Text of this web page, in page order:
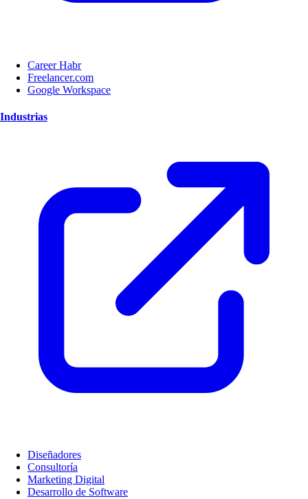
Career Habr
Freelancer.com
Google Workspace
Industrias
Diseñadores
Consultoría
Marketing Digital
Desarrollo de Software